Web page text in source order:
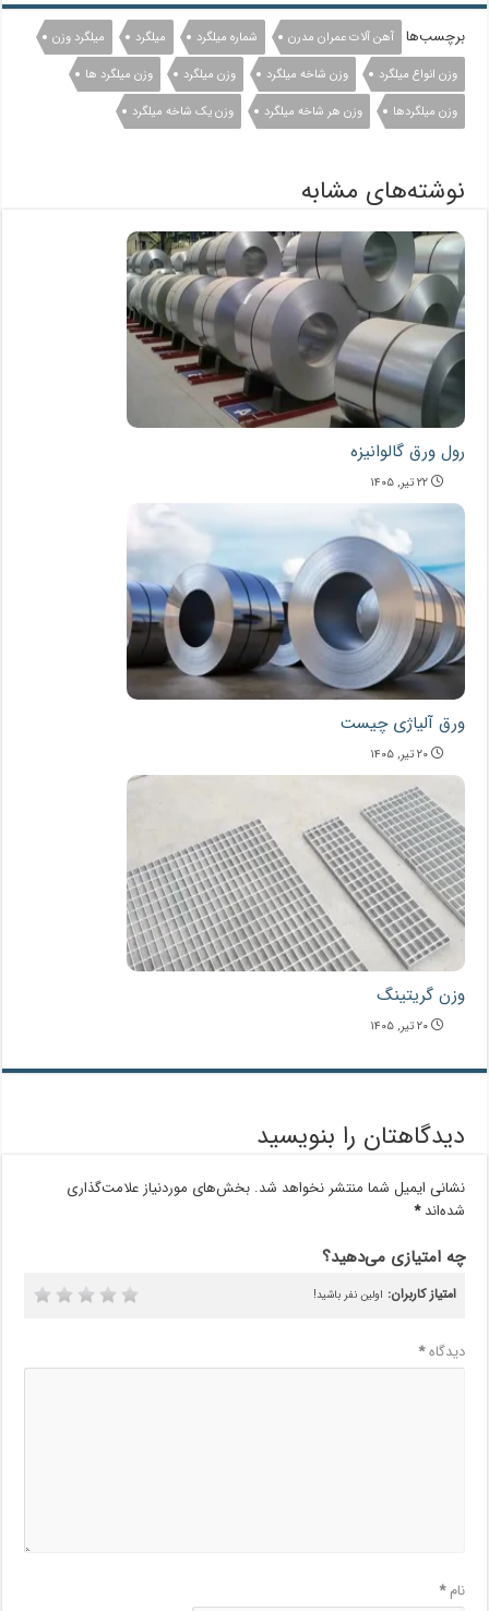
برچسب‌ها آهن آلات عمران مدرن شماره میلگرد میلگرد
میلگرد وزن
وزن انواع میلگرد
وزن شاخه میلگرد وزن میلگرد
وزن میلگرد ها
وزن میلگردها
وزن هر شاخه میلگرد وزن یک شاخه میلگرد
نوشته‌های مشابه
رول ورق گالوانیزه
۲۲ تیر, ۱۴۰۵
ورق آلیاژی چیست
۲۰ تیر, ۱۴۰۵
وزن گریتینگ
۲۰ تیر, ۱۴۰۵
دیدگاهتان را بنویسید
نشانی ایمیل شما منتشر نخواهد شد. بخش‌های موردنیاز علامت‌گذاری
شده‌اند*
چه امتیازی می‌دهید؟
امتیاز کاربران: اولین نفر باشید!
دیدگاه*
نام*